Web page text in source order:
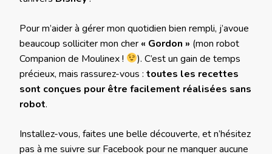
Pour m’aider à gérer mon quotidien bien rempli, j’avoue
beaucoup solliciter mon cher « Gordon » (mon robot
Companion de Moulinex !
). C’est un gain de temps
précieux, mais rassurez-vous : toutes les recettes
sont conçues pour être facilement réalisées sans
robot.
Installez-vous, faites une belle découverte, et n’hésitez
pas à me suivre sur Facebook pour ne manquer aucune